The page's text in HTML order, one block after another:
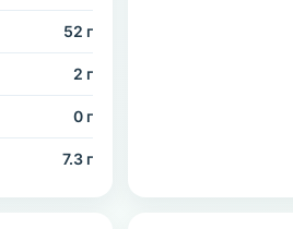
52 г
2 г
0 г
7.3 г